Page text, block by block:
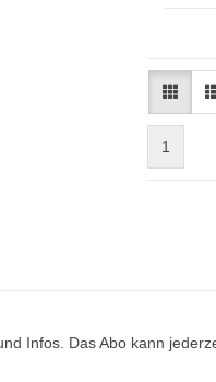
1
Infos. Das Abo kann